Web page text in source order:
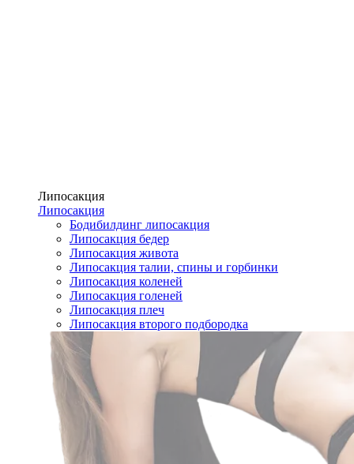
Липосакция
Липосакция
Бодибилдинг липосакция
Липосакция бедер
Липосакция живота
Липосакция талии, спины и горбинки
Липосакция коленей
Липосакция голеней
Липосакция плеч
Липосакция второго подбородка